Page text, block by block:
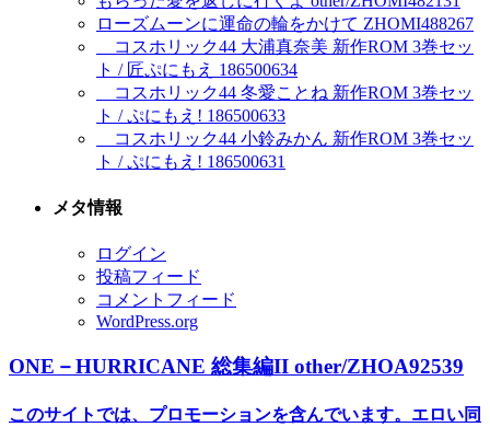
ローズムーンに運命の輪をかけて ZHOMI488267
コスホリック44 大浦真奈美 新作ROM 3巻セッ
ト / 匠ぷにもえ 186500634
コスホリック44 冬愛ことね 新作ROM 3巻セッ
ト / ぷにもえ! 186500633
コスホリック44 小鈴みかん 新作ROM 3巻セッ
ト / ぷにもえ! 186500631
メタ情報
ログイン
投稿フィード
コメントフィード
WordPress.org
ONE－HURRICANE 総集編II other/ZHOA92539
このサイトでは、プロモーションを含んでいます。エロい同